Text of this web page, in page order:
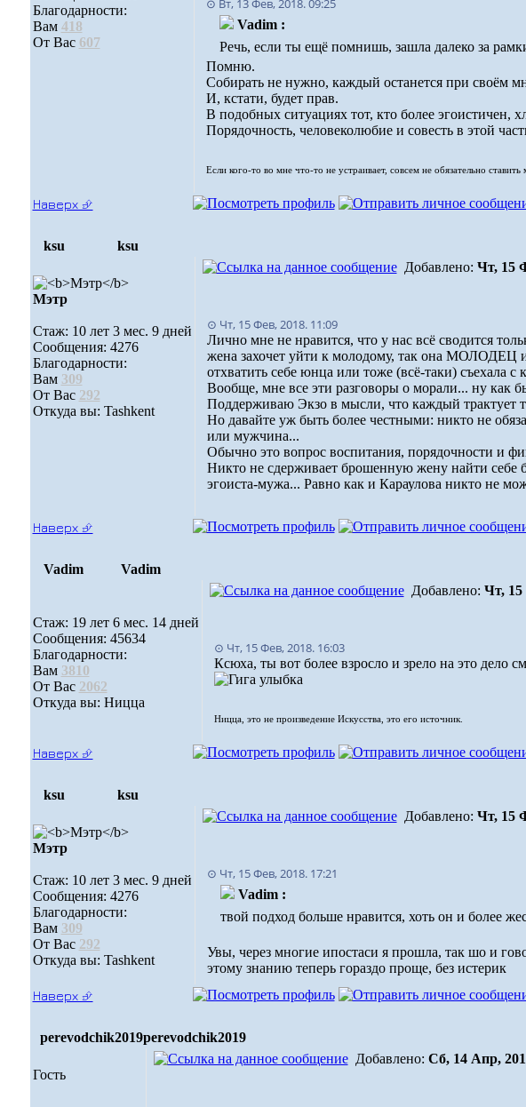
Благодарности:
Вам 418
От Вас 607
⊙ Вт, 13 Фев, 2018. 09:25
Vadim :
Речь, если ты ещё помнишь, зашла далеко за
Помню.
Собирать не нужно, каждый останется при своём
И, кстати, будет прав.
В подобных ситуациях тот, кто более эгоистичен,
Порядочность, человеколюбие и совесть в этой
Если кого-то во мне что-то не устраивает, совсем не обязательно
Наверх ⮵
ksu ksu
Мэтр
Стаж: 10 лет 3 мес. 9 дней
Сообщения: 4276
Благодарности:
Вам 309
От Вас 292
Откуда вы: Tashkent
Добавлено: Чт, 15
⊙ Чт, 15 Фев, 2018. 11:09
Лично мне не нравится, что у нас всё сводится
жена захочет уйти к молодому, так она МОЛОДЕЦ
отхватить себе юнца или тоже (всё-таки) съехала
Вообще, мне все эти разговоры о морали... ну как
Поддерживаю Экзо в мысли, что каждый трактует
Но давайте уж быть более честными: никто не
или мужчина...
Обычно это вопрос воспитания, порядочности и
Никто не сдерживает брошенную жену найти себе
эгоиста-мужа... Равно как и Караулова никто не
Наверх ⮵
Vadim Vadim
Стаж: 19 лет 6 мес. 14 дней
Сообщения: 45634
Благодарности:
Вам 3810
От Вас 2062
Откуда вы: Ницца
Добавлено: Чт, 15
⊙ Чт, 15 Фев, 2018. 16:03
Ксюха, ты вот более взросло и зрело на это дело
Ницца, это не произведение Искусства, это его источник.
Наверх ⮵
ksu ksu
Мэтр
Стаж: 10 лет 3 мес. 9 дней
Сообщения: 4276
Благодарности:
Вам 309
От Вас 292
Откуда вы: Tashkent
Добавлено: Чт, 15
⊙ Чт, 15 Фев, 2018. 17:21
Vadim :
твой подход больше нравится, хоть он и более
Увы, через многие ипостаси я прошла, так шо и
этому знанию теперь гораздо проще, без истерик
Наверх ⮵
perevodchik2019perevodchik2019
Гость
Добавлено: Сб, 14 Апр,